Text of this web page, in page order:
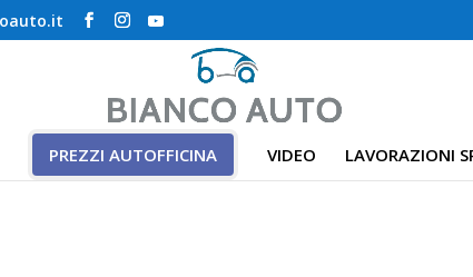
PREZZI AUTOFFICINA VIDEO LAVORAZIONI